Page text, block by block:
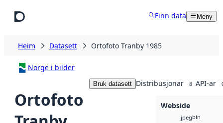
Finn data Meny
Heim Datasett Ortofoto Tranby 1985
Norge i bilder
Ortofoto
Bruk datasett Distribusjonar 8 API-ar
Webside
jpegbin